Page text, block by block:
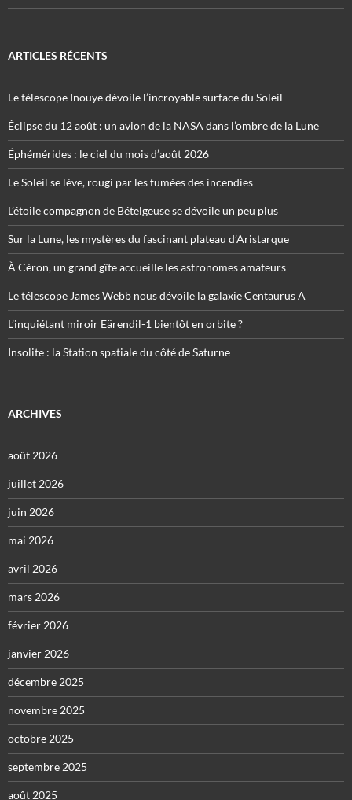
ARTICLES RÉCENTS
Le télescope Inouye dévoile l’incroyable surface du Soleil
Éclipse du 12 août : un avion de la NASA dans l’ombre de la Lune
Éphémérides : le ciel du mois d’août 2026
Le Soleil se lève, rougi par les fumées des incendies
L’étoile compagnon de Bételgeuse se dévoile un peu plus
Sur la Lune, les mystères du fascinant plateau d’Aristarque
À Céron, un grand gîte accueille les astronomes amateurs
Le télescope James Webb nous dévoile la galaxie Centaurus A
L’inquiétant miroir Eärendil-1 bientôt en orbite ?
Insolite : la Station spatiale du côté de Saturne
ARCHIVES
août 2026
juillet 2026
juin 2026
mai 2026
avril 2026
mars 2026
février 2026
janvier 2026
décembre 2025
novembre 2025
octobre 2025
septembre 2025
août 2025